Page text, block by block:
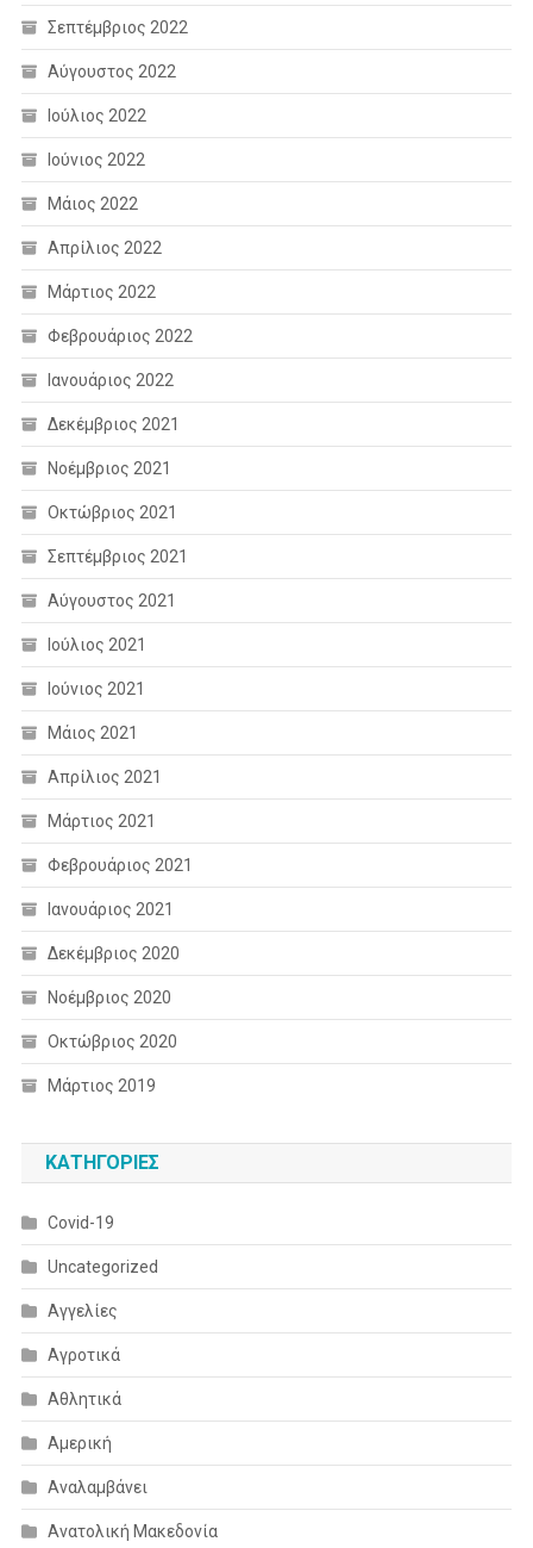
Σεπτέμβριος 2022
Αύγουστος 2022
Ιούλιος 2022
Ιούνιος 2022
Μάιος 2022
Απρίλιος 2022
Μάρτιος 2022
Φεβρουάριος 2022
Ιανουάριος 2022
Δεκέμβριος 2021
Νοέμβριος 2021
Οκτώβριος 2021
Σεπτέμβριος 2021
Αύγουστος 2021
Ιούλιος 2021
Ιούνιος 2021
Μάιος 2021
Απρίλιος 2021
Μάρτιος 2021
Φεβρουάριος 2021
Ιανουάριος 2021
Δεκέμβριος 2020
Νοέμβριος 2020
Οκτώβριος 2020
Μάρτιος 2019
KΑΤΗΓΟΡΊΕΣ
Covid-19
Uncategorized
Αγγελίες
Αγροτικά
Αθλητικά
Αμερική
Αναλαμβάνει
Ανατολική Μακεδονία